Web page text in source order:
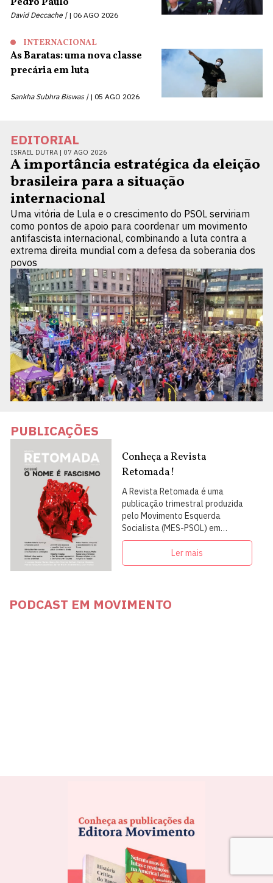
Pedro Paulo
David Deccache | 06 AGO 2026
INTERNACIONAL
As Baratas: uma nova classe
precária em luta
Sankha Subhra Biswas | 05 AGO 2026
EDITORIAL
ISRAEL DUTRA | 07 AGO 2026
A importância estratégica da eleição
brasileira para a situação
internacional
Uma vitória de Lula e o crescimento do PSOL serviriam
como pontos de apoio para coordenar um movimento
antifascista internacional, combinando a luta contra a
extrema direita mundial com a defesa da soberania dos
povos
PUBLICAÇÕES
Conheça a Revista
Retomada!
A Revista Retomada é uma
publicação trimestral produzida
pelo Movimento Esquerda
Socialista (MES-PSOL) em
articulação com intelectuais,
militantes e artistas
Ler mais
PODCAST EM MOVIMENTO